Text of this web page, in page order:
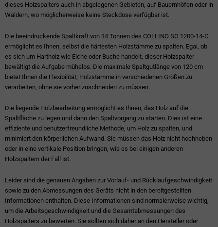
dieses Holzspalters auch in abgelegenen Gebieten, auf Bauernhöfen oder in
Wäldern, wo möglicherweise keine Steckdose verfügbar ist.
Die beeindruckende Spaltkraft von 14 Tonnen des COLLINO SO 1200-14-C
ermöglicht es Ihnen, selbst die härtesten Holzstämme zu spalten. Egal, ob
es sich um Hartholz wie Eiche oder Buche handelt, dieser Holzspalter
bewältigt die Aufgabe mühelos. Die maximale Spaltgutlänge von 120 cm
bietet Ihnen die Flexibilität, Holzstämme in verschiedenen Größen zu
verarbeiten, ohne sie vorher zuschneiden zu müssen.
Die liegende Holzbearbeitung ermöglicht es Ihnen, das Holz auf die
Spaltfläche zu legen und dann den Spaltvorgang zu starten. Dies ist eine
effiziente und benutzerfreundliche Methode, um Holz zu spalten, und
minimiert den körperlichen Aufwand. Sie müssen das Holz nicht hochheben
oder in eine vertikale Position bringen, wie es bei einigen anderen
Holzspaltern der Fall ist.
Leider sind die genauen Angaben zur Vorlauf- und Rücklaufgeschwindigkeit
sowie zu den Abmessungen des Geräts nicht in den bereitgestellten
Informationen enthalten. Diese Informationen sind normalerweise wichtig,
um die Arbeitsgeschwindigkeit und die Gesamtabmessungen des
Holzspalters zu bewerten. Sie sollten sich daher an den Hersteller oder